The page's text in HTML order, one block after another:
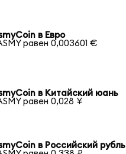
в Евро
равен 0,003601 €
в Китайский юань
равен 0,028 ¥
в Российский рубль